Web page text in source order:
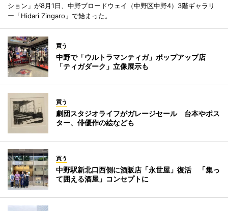
ション」が8月1日、中野ブロードウェイ（中野区中野4）3階ギャラリ
ー「Hidari Zingaro」で始まった。
買う
中野で「ウルトラマンティガ」ポップアップ店
「ティガダーク」立像展示も
買う
劇団スタジオライフがガレージセール 台本やポス
ター、俳優作の絵なども
買う
中野駅新北口西側に酒販店「永世屋」復活 「集っ
て囲える酒屋」コンセプトに